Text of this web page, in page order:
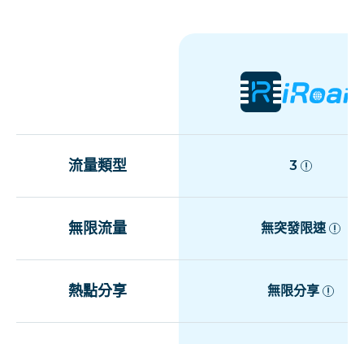
流量類型 3
無限流量 無突發限速
熱點分享 無限分享